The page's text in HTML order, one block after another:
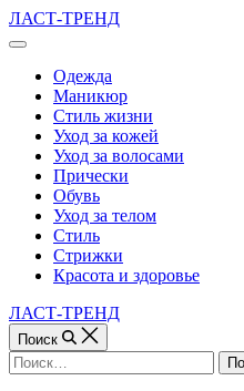
Перейти
к
ЛАСТ-ТРЕНД
Вне
холстаОдежда
Маникюр
Стиль жизни
Уход за кожей
Уход за волосами
Прически
Обувь
Уход за телом
Стиль
Стрижки
Красота и здоровье
ЛАСТ-ТРЕНД
Поиск
Найти: